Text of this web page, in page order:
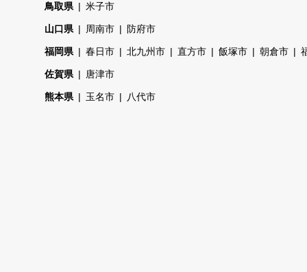
鳥取県 米子市
山口県 周南市 防府市
福岡県 春日市 北九州市 直方市 飯塚市 朝倉市
佐賀県 唐津市
熊本県 玉名市 八代市